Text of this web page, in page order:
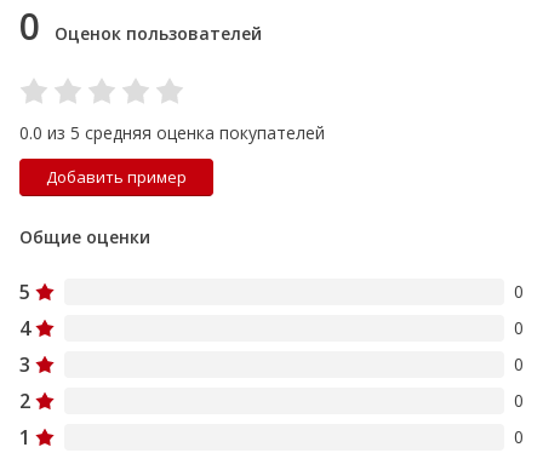
0 Оценок пользователей
0.0 из 5 средняя оценка покупателей
Добавить пример
Общие оценки
5 0
4 0
3 0
2 0
1 0